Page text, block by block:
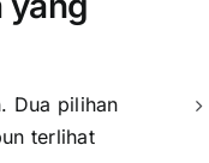
Dua pilihan
terlihat